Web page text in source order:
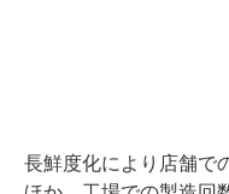
長鮮度化により店舗で